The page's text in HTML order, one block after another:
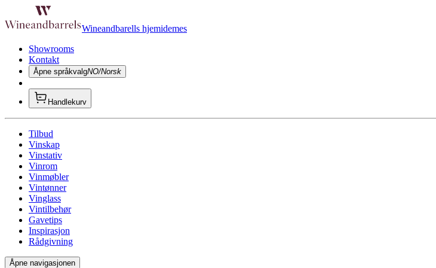
Wineandbarells hjemidemes
Showrooms
Kontakt
Åpne språkvalgNO/Norsk
Handlekurv
Tilbud
Vinskap
Vinstativ
Vinrom
Vinmøbler
Vintønner
Vinglass
Vintilbehør
Gavetips
Inspirasjon
Rådgivning
Åpne navigasjonen